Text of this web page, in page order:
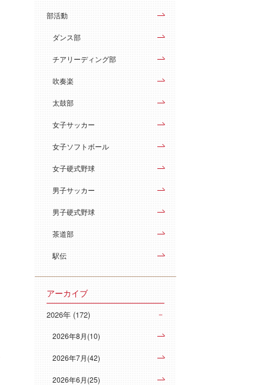
部活動
ダンス部
チアリーディング部
吹奏楽
太鼓部
女子サッカー
女子ソフトボール
女子硬式野球
男子サッカー
男子硬式野球
茶道部
駅伝
アーカイブ
2026年 (172)
2026年8月(10)
2026年7月(42)
2026年6月(25)